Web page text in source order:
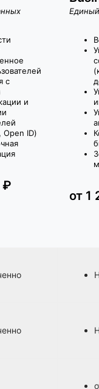
с
и
Open ID)
₽
от 1